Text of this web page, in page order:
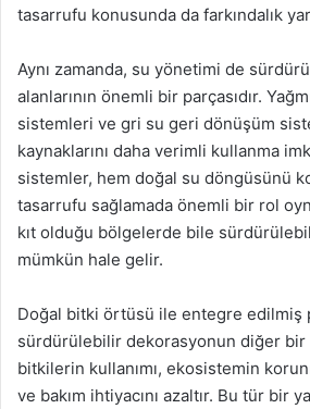
tasarrufu konusunda da farkındalık
Aynı zamanda, su yönetimi de
alanlarının önemli bir parçasıdır.
sistemleri ve gri su geri dönüşüm
kaynaklarını daha verimli kullanma
sistemler, hem doğal su döngüsünü
tasarrufu sağlamada önemli bir rol
kıt olduğu bölgelerde bile
mümkün hale gelir.
Doğal bitki örtüsü ile entegre edilmiş
sürdürülebilir dekorasyonun diğer bir
bitkilerin kullanımı, ekosistemin
ve bakım ihtiyacını azaltır. Bu tür bir